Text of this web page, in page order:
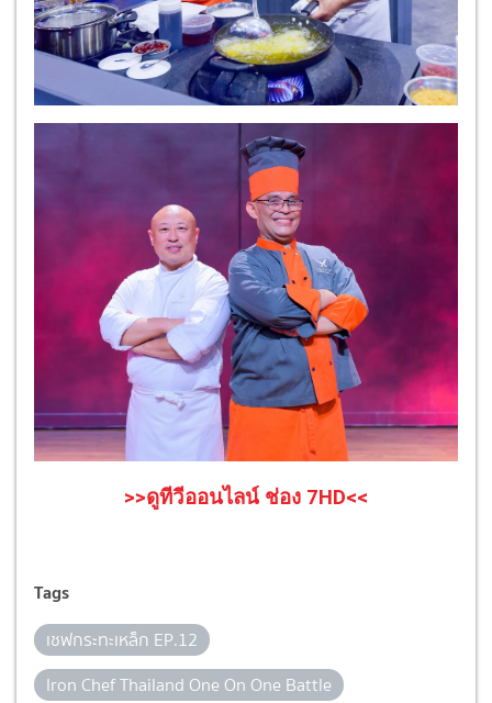
>>ดูทีวีออนไลน์ ช่อง 7HD<<
Tags
เชฟกระทะเหล็ก EP.12
Iron Chef Thailand One On One Battle